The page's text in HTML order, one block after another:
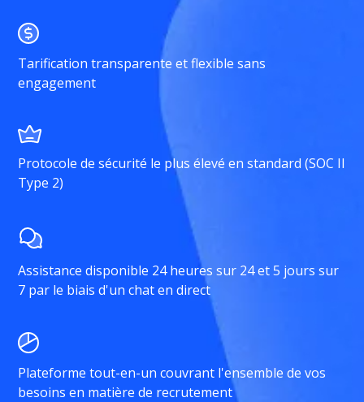
Tarification transparente et flexible sans
engagement
Protocole de sécurité le plus élevé en standard (SOC II
Type 2)
Assistance disponible 24 heures sur 24 et 5 jours sur
7 par le biais d'un chat en direct
Plateforme tout-en-un couvrant l'ensemble de vos
besoins en matière de recrutement